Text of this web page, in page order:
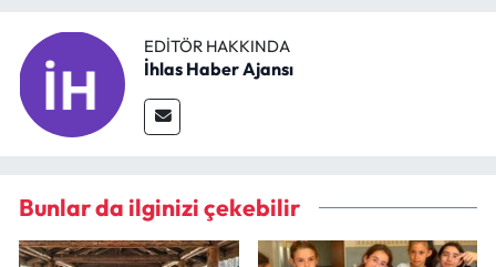
EDITÖR HAKKINDA
İhlas Haber Ajansı
Bunlar da ilginizi çekebilir